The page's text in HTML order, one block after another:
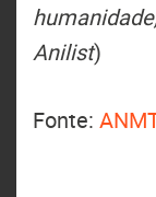
Anilist)
Fonte: